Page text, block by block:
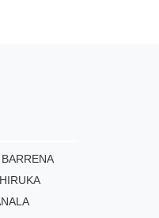
BARRENA
HIRUKA